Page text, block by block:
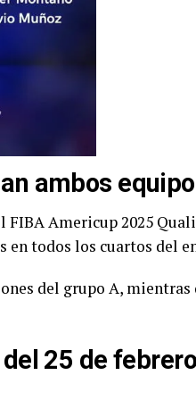
ambos
FIBA Americup 2025
en todos los cuartos del
del grupo A, mientras
25 de febrero